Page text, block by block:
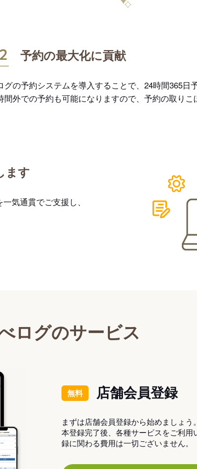
特長2
予約の最大化に貢献
グの予約システムを導入することで、24時間365日
間外での予約も可能になりますので、予約の取りこ
ます
気通貫でご支援し、
ログのサービス
無料 店舗会員登録
まずは店舗会員登録から始めましょう。
本登録完了後、各種サービスをご利用
録に関わる費用は一切ございません。